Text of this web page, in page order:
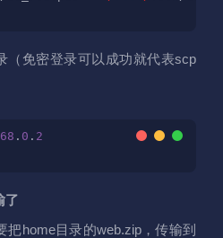
（免密登录可以成功就代表scp
. 0 . 2
了
home目录的web.zip，传输到